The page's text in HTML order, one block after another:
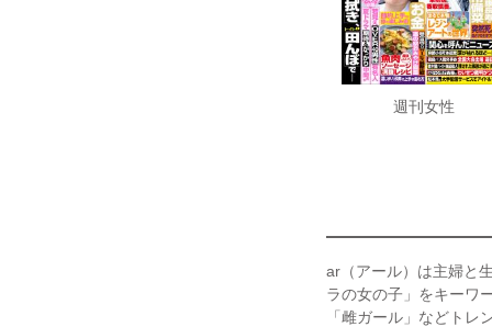
週刊女性
ar（アール）は主婦と
ラの女の子」をキーワ
「雌ガール」などト